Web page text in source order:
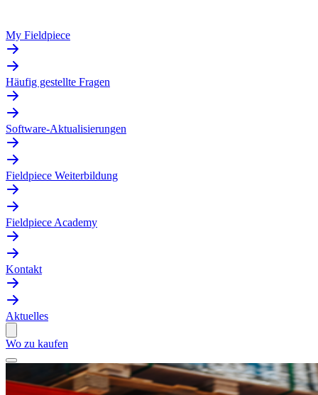
My Fieldpiece
Häufig gestellte Fragen
Software-Aktualisierungen
Fieldpiece Weiterbildung
Fieldpiece Academy
Kontakt
Aktuelles
Wo zu kaufen